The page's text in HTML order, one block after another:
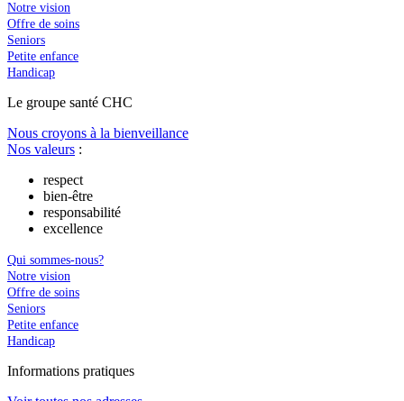
Notre vision
Offre de soins
Seniors
Petite enfance
Handicap
Le groupe santé CHC
Nous croyons à la bienveillance
Nos valeurs :
respect
bien-être
responsabilité
excellence
Qui sommes-nous?
Notre vision
Offre de soins
Seniors
Petite enfance
Handicap
Informations pratiques